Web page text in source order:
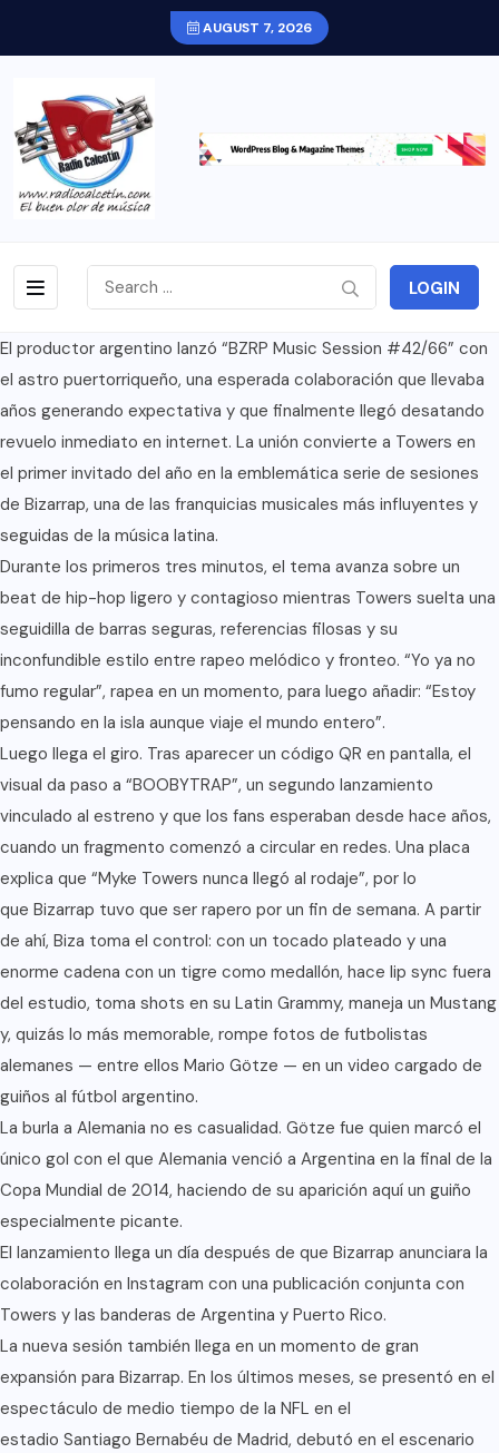
AUGUST 7, 2026
LOGIN
El productor argentino lanzó “BZRP Music Session #42/66” con
el astro puertorriqueño, una esperada colaboración que llevaba
años generando expectativa y que finalmente llegó desatando
revuelo inmediato en internet. La unión convierte a Towers en
el primer invitado del año en la emblemática serie de sesiones
de Bizarrap, una de las franquicias musicales más influyentes y
seguidas de la música latina.
Durante los primeros tres minutos, el tema avanza sobre un
beat de hip-hop ligero y contagioso mientras Towers suelta una
seguidilla de barras seguras, referencias filosas y su
inconfundible estilo entre rapeo melódico y fronteo. “Yo ya no
fumo regular”, rapea en un momento, para luego añadir: “Estoy
pensando en la isla aunque viaje el mundo entero”.
Luego llega el giro. Tras aparecer un código QR en pantalla, el
visual da paso a “BOOBYTRAP”, un segundo lanzamiento
vinculado al estreno y que los fans esperaban desde hace años,
cuando un fragmento comenzó a circular en redes. Una placa
explica que “Myke Towers nunca llegó al rodaje”, por lo
que Bizarrap tuvo que ser rapero por un fin de semana. A partir
de ahí, Biza toma el control: con un tocado plateado y una
enorme cadena con un tigre como medallón, hace lip sync fuera
del estudio, toma shots en su Latin Grammy, maneja un Mustang
y, quizás lo más memorable, rompe fotos de futbolistas
alemanes — entre ellos Mario Götze — en un video cargado de
guiños al fútbol argentino.
La burla a Alemania no es casualidad. Götze fue quien marcó el
único gol con el que Alemania venció a Argentina en la final de la
Copa Mundial de 2014, haciendo de su aparición aquí un guiño
especialmente picante.
El lanzamiento llega un día después de que Bizarrap anunciara la
colaboración en Instagram con una publicación conjunta con
Towers y las banderas de Argentina y Puerto Rico.
La nueva sesión también llega en un momento de gran
expansión para Bizarrap. En los últimos meses, se presentó en el
espectáculo de medio tiempo de la NFL en el
estadio Santiago Bernabéu de Madrid, debutó en el escenario